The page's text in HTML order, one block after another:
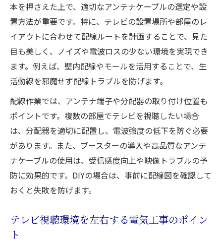
本を押さえた上で、適切なアンテナケーブルの選定や設
置方法が重要です。特に、テレビの設置場所や部屋のレ
イアウトに合わせて配線ルートを計画することで、見た
目も美しく、ノイズや電波ロスの少ない環境を実現でき
ます。例えば、壁内配線やモールを活用することで、生
活動線を邪魔せず配線トラブルを防げます。
配線作業では、アンテナ端子や分配器の取り付け位置も
ポイントです。複数の部屋でテレビを視聴したい場合
は、分配器を適切に配置し、電波強度の低下を防ぐ必要
があります。また、ブースターの導入や高品質なアンテ
ナケーブルの使用は、受信感度向上や映像トラブルの予
防に効果的です。DIYの場合は、事前に配線図を確認して
おくと失敗を防げます。
テレビ視聴環境を左右する電気工事のポイン
ト